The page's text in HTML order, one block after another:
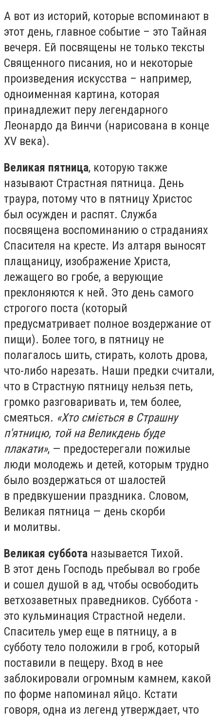
А вот из историй, которые вспоминают в
этот день, главное событие – это Тайная
вечеря. Ей посвящены не только тексты
Священного писания, но и некоторые
произведения искусства – например,
одноименная картина, которая
принадлежит перу легендарного
Леонардо да Винчи (нарисована в конце
XV века).
Великая пятница, которую также
называют Страстная пятница. День
траура, потому что в пятницу Христос
был осужден и распят. Служба
посвящена воспоминанию о страданиях
Спасителя на кресте. Из алтаря выносят
плащаницу, изображение Христа,
лежащего во гробе, а верующие
преклоняются к ней. Это день самого
строгого поста (который
предусматривает полное воздержание от
пищи). Более того, в пятницу не
полагалось шить, стирать, колоть дрова,
что-либо нарезать. Наши предки считали,
что в Страстную пятницу нельзя петь,
громко разговаривать и, тем более,
смеяться. «Хто сміється в Страшну
п'ятницю, той на Великдень буде
плакати», — предостерегали пожилые
люди молодежь и детей, которым трудно
было воздержаться от шалостей
в предвкушении праздника. Словом,
Великая пятница — день скорби
и молитвы.
Великая суббота называется Тихой.
В этот день Господь пребывал во гробе
и сошел душой в ад, чтобы освободить
ветхозаветных праведников. Суббота -
это кульминация Страстной недели.
Спаситель умер еще в пятницу, а в
субботу тело положили в гроб, который
поставили в пещеру. Вход в нее
заблокировали огромным камнем, какой
по форме напоминал яйцо. Кстати
говоря, одна из легенд утверждает, что